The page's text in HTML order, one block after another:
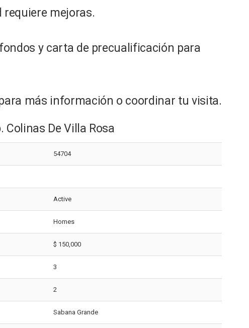
requiere mejoras.
y carta de precualificación para
más información o coordinar tu visita.
Colinas De Villa Rosa
54704
Active
Homes
$ 150,000
3
2
Sabana Grande